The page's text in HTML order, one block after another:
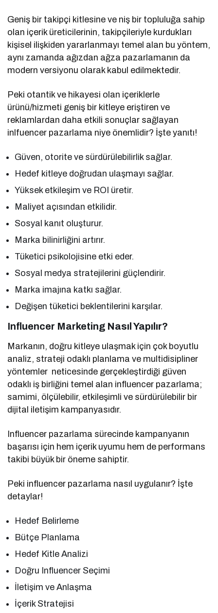
Geniş bir takipçi kitlesine ve niş bir topluluğa sahip
olan içerik üreticilerinin, takipçileriyle kurdukları
kişisel ilişkiden yararlanmayı temel alan bu yöntem,
aynı zamanda ağızdan ağza pazarlamanın da
modern versiyonu olarak kabul edilmektedir.
Peki otantik ve hikayesi olan içeriklerle
ürünü/hizmeti geniş bir kitleye eriştiren ve
reklamlardan daha etkili sonuçlar sağlayan
inlfuencer pazarlama niye önemlidir? İşte yanıtı!
Güven, otorite ve sürdürülebilirlik sağlar.
Hedef kitleye doğrudan ulaşmayı sağlar.
Yüksek etkileşim ve ROI üretir.
Maliyet açısından etkilidir.
Sosyal kanıt oluşturur.
Marka bilinirliğini artırır.
Tüketici psikolojisine etki eder.
Sosyal medya stratejilerini güçlendirir.
Marka imajına katkı sağlar.
Değişen tüketici beklentilerini karşılar.
Influencer Marketing Nasıl Yapılır?
Markanın, doğru kitleye ulaşmak için çok boyutlu
analiz, strateji odaklı planlama ve multidisipliner
yöntemler neticesinde gerçekleştirdiği güven
odaklı iş birliğini temel alan influencer pazarlama;
samimi, ölçülebilir, etkileşimli ve sürdürülebilir bir
dijital iletişim kampanyasıdır.
Influencer pazarlama sürecinde kampanyanın
başarısı için hem içerik uyumu hem de performans
takibi büyük bir öneme sahiptir.
Peki influencer pazarlama nasıl uygulanır? İşte
detaylar!
Hedef Belirleme
Bütçe Planlama
Hedef Kitle Analizi
Doğru Influencer Seçimi
İletişim ve Anlaşma
İçerik Stratejisi